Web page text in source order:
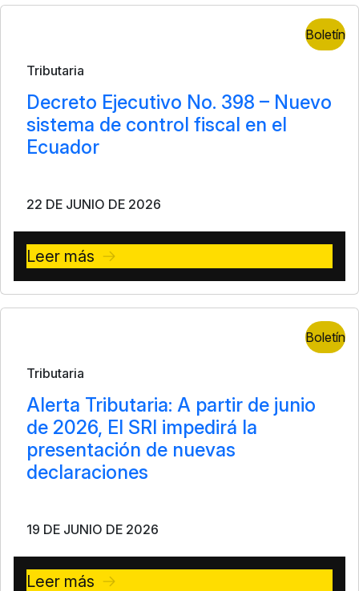
Boletín
Tributaria
Decreto Ejecutivo No. 398 – Nuevo
sistema de control fiscal en el
Ecuador
22 DE JUNIO DE 2026
Leer más
Boletín
Tributaria
Alerta Tributaria: A partir de junio
de 2026, El SRI impedirá la
presentación de nuevas
declaraciones
19 DE JUNIO DE 2026
Leer más